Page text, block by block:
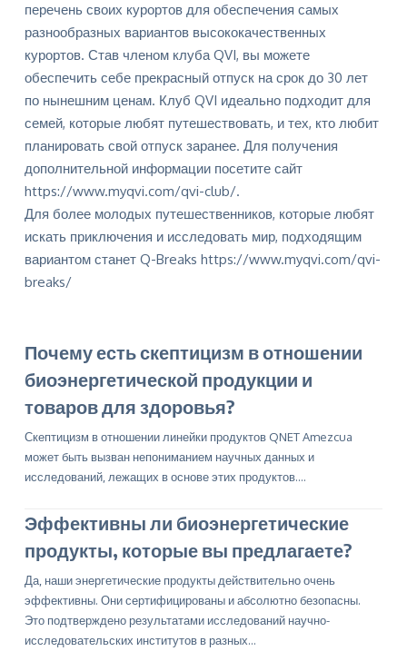
перечень своих курортов для обеспечения самых
разнообразных вариантов высококачественных
курортов. Став членом клуба QVI, вы можете
обеспечить себе прекрасный отпуск на срок до 30 лет
по нынешним ценам. Клуб QVI идеально подходит для
семей, которые любят путешествовать, и тех, кто любит
планировать свой отпуск заранее. Для получения
дополнительной информации посетите сайт
https://www.myqvi.com/qvi-club/.
Для более молодых путешественников, которые любят
искать приключения и исследовать мир, подходящим
вариантом станет Q-Breaks https://www.myqvi.com/qvi-
breaks/
Почему есть скептицизм в отношении
биоэнергетической продукции и
товаров для здоровья?
Скептицизм в отношении линейки продуктов QNET Amezcua
может быть вызван непониманием научных данных и
исследований, лежащих в основе этих продуктов.…
Эффективны ли биоэнергетические
продукты, которые вы предлагаете?
Да, наши энергетические продукты действительно очень
эффективны. Они сертифицированы и абсолютно безопасны.
Это подтверждено результатами исследований научно-
исследовательских институтов в разных…